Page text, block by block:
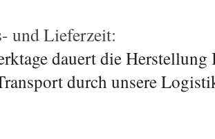
und Lieferzeit:
dauert die Herstellung
durch unsere